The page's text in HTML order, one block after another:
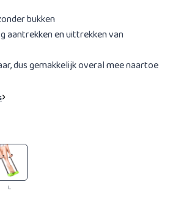
bukken
aantrekken en uittrekken van
dus gemakkelijk overal mee naartoe
L